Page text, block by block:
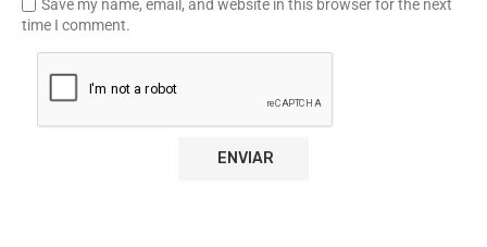
Save my name, email, and website in this browser for the next
time I comment.